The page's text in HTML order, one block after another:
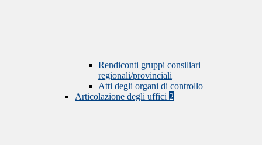
Rendiconti gruppi consiliari
regionali/provinciali
Atti degli organi di controllo
Articolazione degli uffici 2